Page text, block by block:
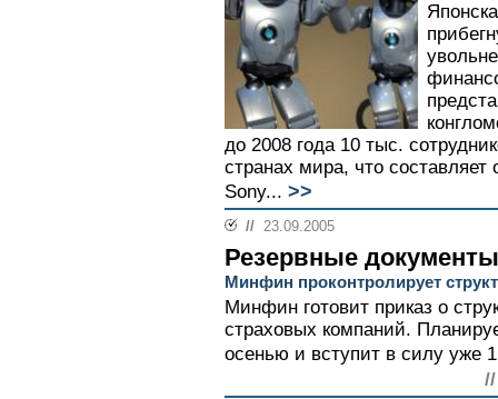
до 2008 года 10 тыс.
странах мира, что
Sony... >>
// 23.09.2005
Резервные документы
Минфин проконтролирует
Минфин готовит приказ о
страховых компаний.
осенью и вступит в силу уже